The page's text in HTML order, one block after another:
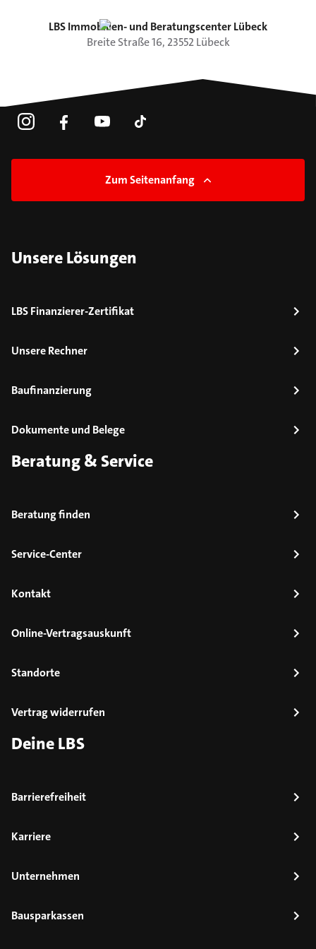
LBS Immobilien- und Beratungscenter Lübeck
Breite Straße16, 23552 Lübeck
Zum Seitenanfang
Unsere Lösungen
LBS Finanzierer-Zertifikat
Unsere Rechner
Baufinanzierung
Dokumente und Belege
Beratung & Service
Beratung finden
Service-Center
Kontakt
Online-Vertragsauskunft
Standorte
Vertrag widerrufen
Deine LBS
Barrierefreiheit
Karriere
Unternehmen
Bausparkassen